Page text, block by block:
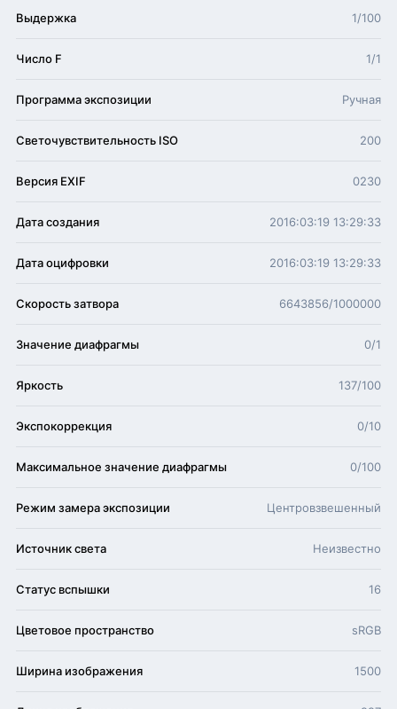
Выдержка 1/100
Число F 1/1
Программа экспозиции Ручная
Светочувствительность ISO 200
Версия EXIF 0230
Дата создания 2016:03:19 13:29:33
Дата оцифровки 2016:03:19 13:29:33
Скорость затвора 6643856/1000000
Значение диафрагмы 0/1
Яркость 137/100
Экспокоррекция 0/10
Максимальное значение диафрагмы 0/100
Режим замера экспозиции Центровзвешенный
Источник света Неизвестно
Статус вспышки 16
Цветовое пространство sRGB
Ширина изображения 1500